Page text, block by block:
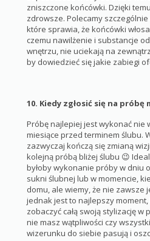
zniszczone końcówki. Dzięki
zdrowsze. Polecamy
które sprawia, że końcówki
czemu nawilżenie i substancje
wnętrzu, nie uciekają na
by dowiedzieć się jakie zabiegi
10. Kiedy zgłosić się na
Próbę najlepiej jest wykonać nie
miesiące przed terminem ślubu.
zazwyczaj kończą się zmianą
kolejną próbą bliżej ślubu 😉
byłoby wykonanie próby w dniu
sukni ślubnej lub w momencie,
domu, ale wiemy, że nie zawsze
jednak jest to najlepszy
zobaczyć całą swoją stylizację w
nie masz wątpliwości czy
wizerunku do siebie pasują i